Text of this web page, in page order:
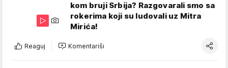
kom bruji Srbija? Razgovarali smo sa
rokerima koji su ludovali uz Mitra
Mirića!
Reaguj Komentariši